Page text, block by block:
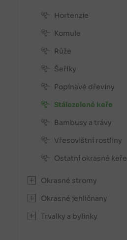
Hortenzie
Komule
Růže
Šeříky
Popínavé dřeviny
Stálezelené keře
Bambusy a trávy
Vřesovištní rostliny
Ostatní okrasné keře
Okrasné stromy
Okrasné jehličnany
Trvalky a bylinky